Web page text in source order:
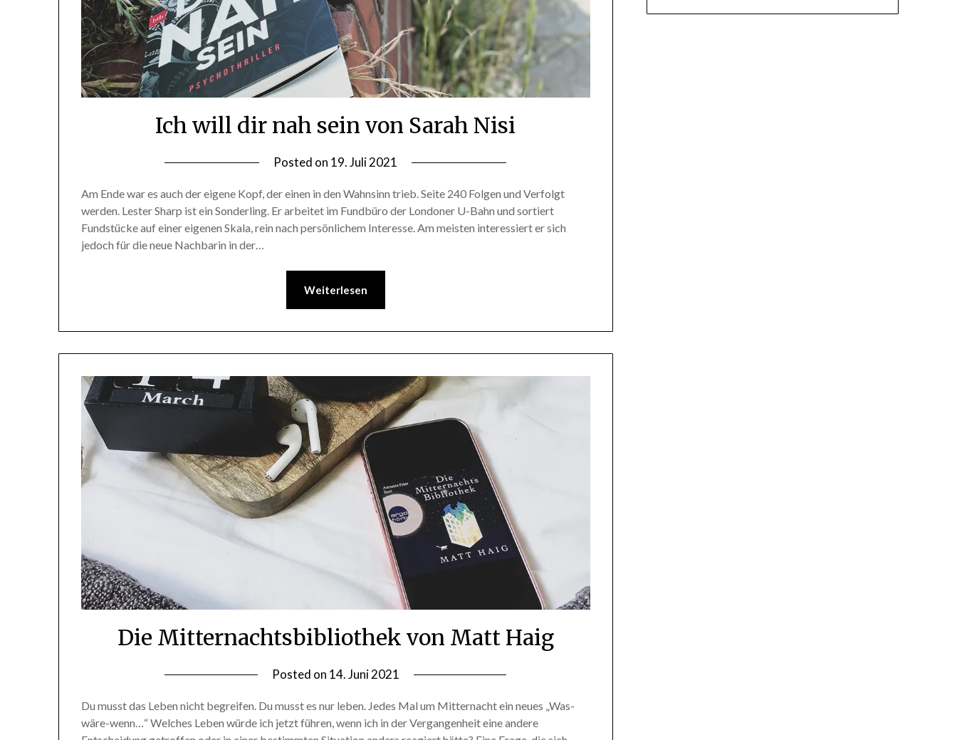
Ich will dir nah sein von Sarah Nisi
Posted on 19. Juli 2021
Am Ende war es auch der eigene Kopf, der einen in den Wahnsinn trieb. Seite 240 Folgen und Verfolgt
werden. Lester Sharp ist ein Sonderling. Er arbeitet im Fundbüro der Londoner U-Bahn und sortiert
Fundstücke auf einer eigenen Skala, rein nach persönlichem Interesse. Am meisten interessiert er sich
jedoch für die neue Nachbarin in der…
Weiterlesen
Die Mitternachtsbibliothek von Matt Haig
Posted on 14. Juni 2021
Du musst das Leben nicht begreifen. Du musst es nur leben. Jedes Mal um Mitternacht ein neues „Was-
wäre-wenn…“ Welches Leben würde ich jetzt führen, wenn ich in der Vergangenheit eine andere